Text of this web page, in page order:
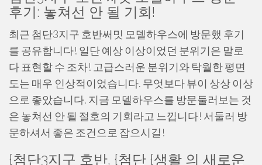
후기: 놓쳐선 안 될 기회!
최근 첨단3지구 호반써밋 모델하우스에 방문했 후기
를 공유합니다! 일단 예상 이상이었던 분위기은 말로
다 표현할 수 조차! 고급스러운 분위기와 탁월한 평면
도는 매우 인상적이었습니다. 무엇보다 뷰이 상상 이상
으로 좋았습니다. 지금 모델하우스를 방문둘러보는 것
은 놓쳐선 안 될 절호의 기회라고 느낍니다! 서둘러 방
문하셔서 좋은 조건으로 잡으시길!
{첨단3지구 호반, {첨단 {생활 의 새로운